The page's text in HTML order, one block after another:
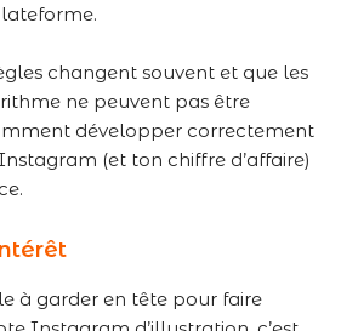
changent souvent et que les
ne peuvent pas être
développer correctement
(et ton chiffre d’affaire)
à garder en tête pour faire